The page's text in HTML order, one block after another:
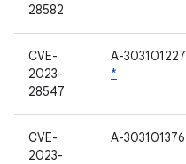
28582
CVE-
2023-
28547
A-303101227
*
CVE-
2023-
A-303101376